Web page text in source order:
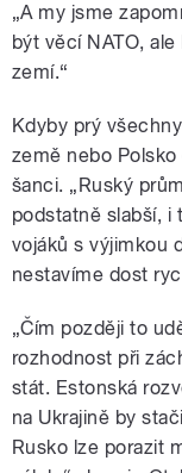
„A my jsme
být věcí NATO,
zemí.“
Kdyby prý
země nebo
šanci. „Ruský
podstatně slabší, i
vojáků s výjimkou
nestavíme dost
„Čím později to
rozhodnost při
stát. Estonská
na Ukrajině by
Rusko lze porazit